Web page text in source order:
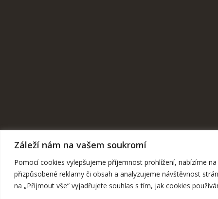
Záleží nám na vašem soukromí
Pomocí cookies vylepšujeme příjemnost prohlížení, nabízíme
přizpůsobené reklamy či obsah a analyzujeme návštěvnost
na „Přijmout vše“ vyjadřujete souhlas s tím, jak cookies